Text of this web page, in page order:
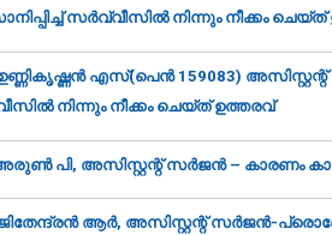
സര്‍വ്വീസില്‍ നിന്നും നീക്കം
എസ്(പെന്‍ 159083)
നിന്നും നീക്കം ചെയ്ത് ഉത്തരവ്‌
പി, അസിസ്റ്റന്റ് സർജൻ – കാരണം
ആര്‍, അസിസ്റ്റന്റ് സര്‍ജന്‍-